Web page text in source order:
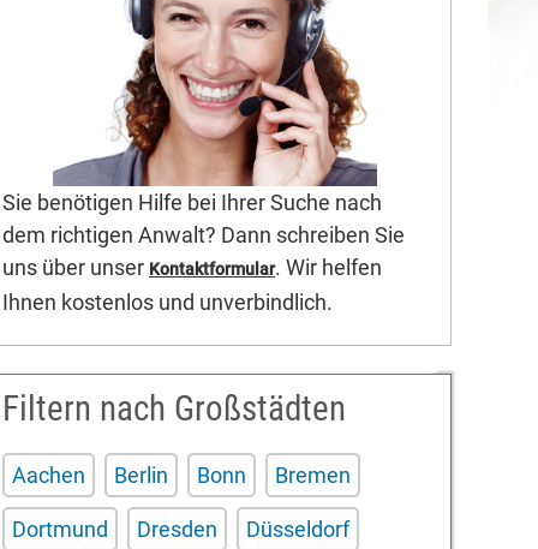
Sie benötigen Hilfe bei Ihrer Suche nach
dem richtigen Anwalt? Dann schreiben Sie
uns über unser Kontaktformular. Wir helfen
Ihnen kostenlos und unverbindlich.
Filtern nach Großstädten
Aachen Berlin Bonn Bremen
Dortmund Dresden Düsseldorf